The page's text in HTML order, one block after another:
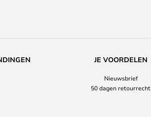
JE VOORDELEN
Nieuwsbrief
50 dagen retourrecht